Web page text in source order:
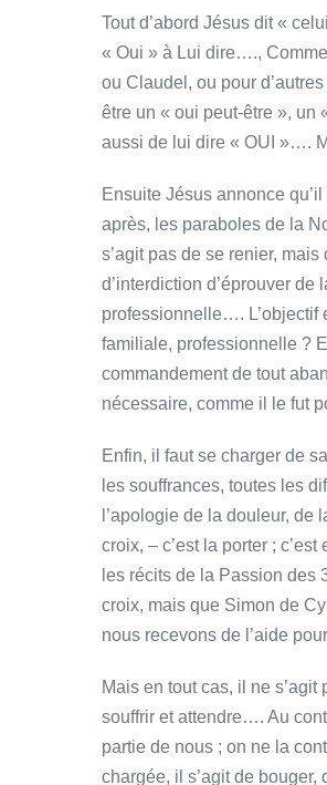
Tout d’abord Jésus dit «
« Oui » à Lui dire….,
ou Claudel, ou pour
être un « oui peut-être », un
aussi de lui dire « OUI »….
Ensuite Jésus annonce
après, les paraboles de la
s’agit pas de se renier,
d’interdiction d’éprouver
professionnelle…. L’objectif
familiale, professionnelle ?
commandement de tout
nécessaire, comme il le fut
Enfin, il faut se charger de
les souffrances, toutes les
l’apologie de la douleur, de
croix, – c’est la porter ;
les récits de la Passion des
croix, mais que Simon de
nous recevons de l’aide
Mais en tout cas, il ne
souffrir et attendre…. Au
partie de nous ; on ne la
chargée, il s’agit de